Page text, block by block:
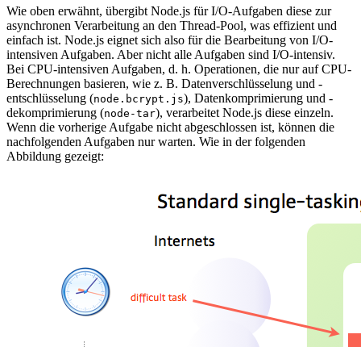
Wie oben erwähnt, übergibt Node.js für I/O-Aufgaben diese zur
asynchronen Verarbeitung an den Thread-Pool, was effizient und
einfach ist. Node.js eignet sich also für die Bearbeitung von I/O-
intensiven Aufgaben. Aber nicht alle Aufgaben sind I/O-intensiv.
Bei CPU-intensiven Aufgaben, d. h. Operationen, die nur auf CPU-
Berechnungen basieren, wie z. B. Datenverschlüsselung und -
entschlüsselung (node.bcrypt.js), Datenkomprimierung und -
dekomprimierung (node-tar), verarbeitet Node.js diese einzeln.
Wenn die vorherige Aufgabe nicht abgeschlossen ist, können die
nachfolgenden Aufgaben nur warten. Wie in der folgenden
Abbildung gezeigt: